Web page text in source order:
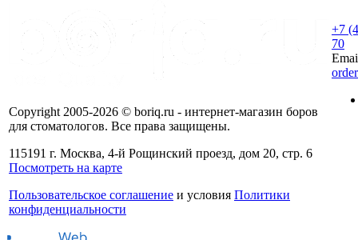
Copyright 2005-2026 © boriq.ru - интернет-магазин боров
для стоматологов. Все права защищены.
115191 г. Москва, 4-й Рощинский проезд, дом 20, стр. 6
Посмотреть на карте
Пользовательское соглашение и условия Политики
конфиденциальности
+7
70